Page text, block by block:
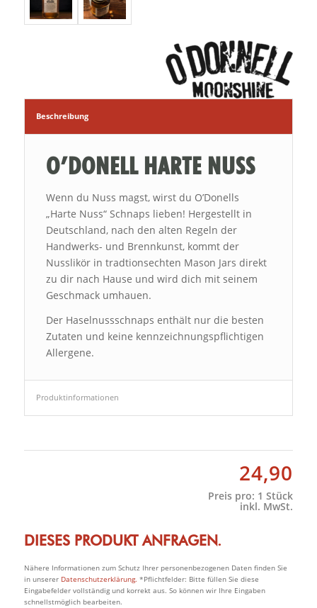
Beschreibung
O’DONELL HARTE NUSS
Wenn du Nuss magst, wirst du O’Donells
„Harte Nuss“ Schnaps lieben! Hergestellt in
Deutschland, nach den alten Regeln der
Handwerks- und Brennkunst, kommt der
Nusslikör in tradtionsechten Mason Jars direkt
zu dir nach Hause und wird dich mit seinem
Geschmack umhauen.
Der Haselnussschnaps enthält nur die besten
Zutaten und keine kennzeichnungspflichtigen
Allergene.
Produktinformationen
24,90
Preis pro: 1 Stück
inkl. MwSt.
DIESES PRODUKT ANFRAGEN.
Nähere Informationen zum Schutz Ihrer personenbezogenen Daten finden Sie
in unserer Datenschutzerklärung. *Pflichtfelder: Bitte füllen Sie diese
Eingabefelder vollständig und korrekt aus. So können wir Ihre Eingaben
schnellstmöglich bearbeiten.